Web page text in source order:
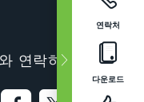
연락처
다운로드
연락하기